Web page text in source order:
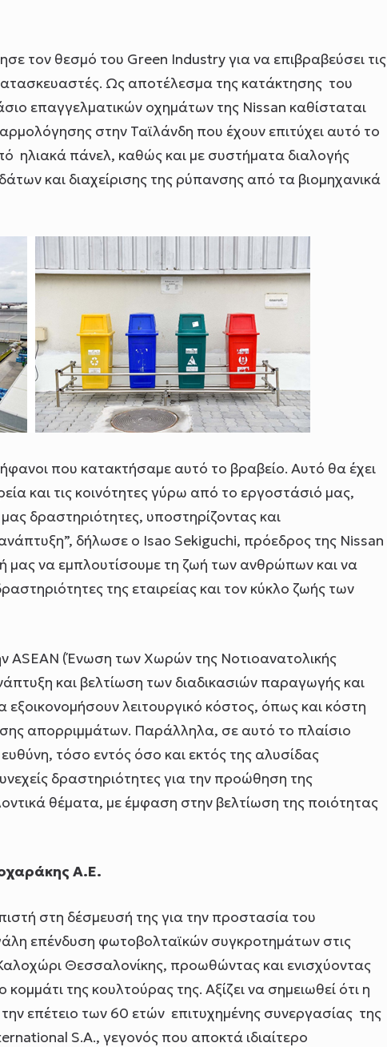
τον θεσμό του Green Industry για να επιβραβεύσει τις
Ως αποτέλεσμα της κατάκτησης του
επαγγελματικών οχημάτων της Nissan καθίσταται
στην Ταϊλάνδη που έχουν επιτύχει αυτό το
ηλιακά πάνελ, καθώς και με συστήματα διαλογής
και διαχείρισης της ρύπανσης από τα βιομηχανικά
που κατακτήσαμε αυτό το βραβείο. Αυτό θα έχει
και τις κοινότητες γύρω από το εργοστάσιό μας,
δραστηριότητες, υποστηρίζοντας και
δήλωσε ο Isao Sekiguchi, πρόεδρος της Nissan
μας να εμπλουτίσουμε τη ζωή των ανθρώπων και να
της εταιρείας και τον κύκλο ζωής των
ASEAN (Ένωση των Χωρών της Νοτιοανατολικής
και βελτίωση των διαδικασιών παραγωγής και
εξοικονομήσουν λειτουργικό κόστος, όπως και κόστη
απορριμμάτων. Παράλληλα, σε αυτό το πλαίσιο
τόσο εντός όσο και εκτός της αλυσίδας
δραστηριότητες για την προώθηση της
θέματα, με έμφαση στην βελτίωση της ποιότητας
Α.Ε.
στη δέσμευσή της για την προστασία του
επένδυση φωτοβολταϊκών συγκροτημάτων στις
Θεσσαλονίκης, προωθώντας και ενισχύοντας
της κουλτούρας της. Αξίζει να σημειωθεί ότι η
επέτειο των 60 ετών επιτυχημένης συνεργασίας της
S.A., γεγονός που αποκτά ιδιαίτερο